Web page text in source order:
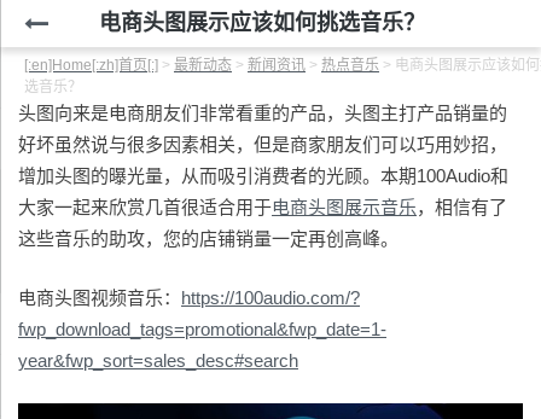
电商头图展示应该如何挑选音乐？
[:en]Home[:zh]首页[:] > 最新动态 > 新闻资讯 > 热点音乐 > 电商头图展示应该如
选音乐？
头图向来是电商朋友们非常看重的产品，头图主打产品销量的
好坏虽然说与很多因素相关，但是商家朋友们可以巧用妙招，
增加头图的曝光量，从而吸引消费者的光顾。本期100Audio和
大家一起来欣赏几首很适合用于电商头图展示音乐，相信有了
这些音乐的助攻，您的店铺销量一定再创高峰。
电商头图视频音乐： https://100audio.com/?
fwp_download_tags=promotional&fwp_date=1-
year&fwp_sort=sales_desc#search